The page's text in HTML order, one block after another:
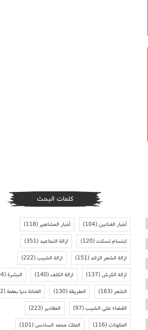
كلمات البحث
أخبار الفنانين(104) أخبار المشاهير(118)
ابتسام تسكت(120) ازالة التجاعيد(351)
ازالة الشعر الزائد(151) ازالة الشيب(222)
ازالة الكرش(137) ازالة الكلف(140) البشرة(194)
الشعر(163) الطريقة(130) الفنانة دنيا بطمة(142)
القضاء على الشيب(97) المقادير(223)
المكونات(116) الملك محمد السادس(101)